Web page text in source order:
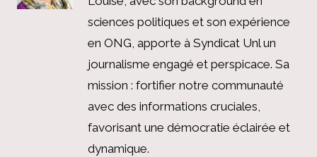
sciences politiques et son expérience
en ONG, apporte à Syndicat Unl un
journalisme engagé et perspicace. Sa
mission : fortifier notre communauté
avec des informations cruciales,
favorisant une démocratie éclairée et
dynamique.